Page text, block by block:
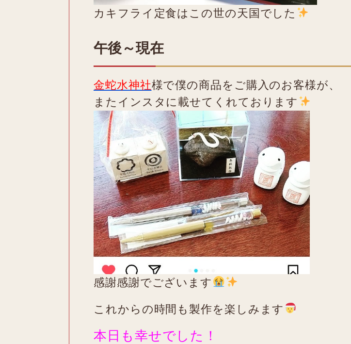
カキフライ定食はこの世の天国でした
午後～現在
金蛇水神社様で僕の商品をご購入のお客様が、
またインスタに載せてくれております
感謝感謝でございます
これからの時間も製作を楽しみます
本日も幸せでした！